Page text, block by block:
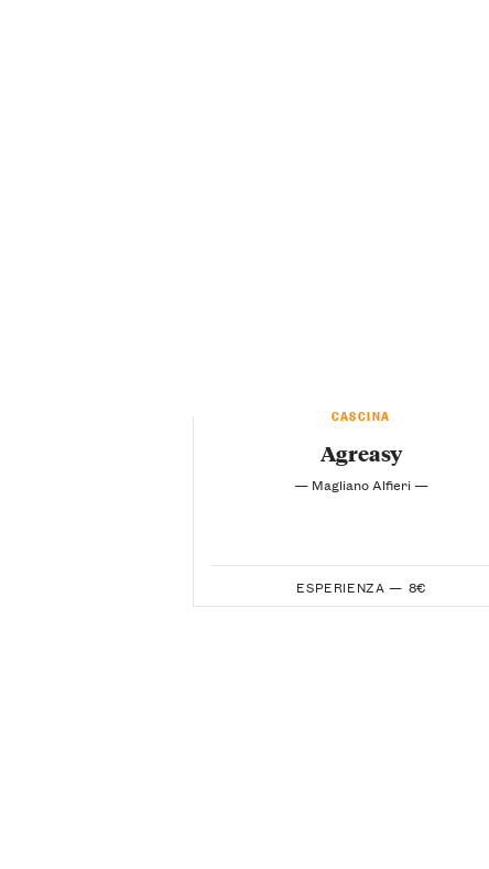
CASCINA
Agreasy
— Magliano Alfieri —
ESPERIENZA — 8€